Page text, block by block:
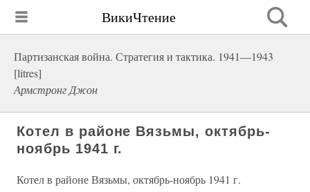
ВикиЧтение
Партизанская война. Стратегия и тактика. 1941—1943
[litres]
Армстронг Джон
Котел в районе Вязьмы, октябрь-
ноябрь 1941 г.
Котел в районе Вязьмы, октябрь-ноябрь 1941 г.